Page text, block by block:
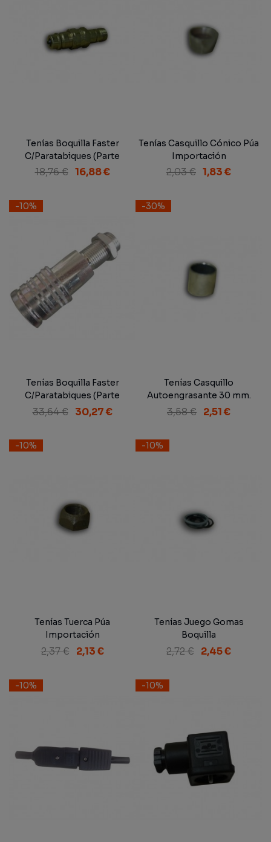
Tenías Boquilla Faster
C/Paratabiques (Parte
Macho)
18,76 € 16,88 €
Tenías Casquillo Cónico Púa
Importación
2,03 € 1,83 €
-10%
Tenías Boquilla Faster
C/Paratabiques (Parte
Hembra)
33,64 € 30,27 €
-30%
Tenías Casquillo
Autoengrasante 30 mm.
3,58 € 2,51 €
-10%
Tenías Tuerca Púa
Importación
2,37 € 2,13 €
-10%
Tenías Juego Gomas
Boquilla
2,72 € 2,45 €
-10% -10%